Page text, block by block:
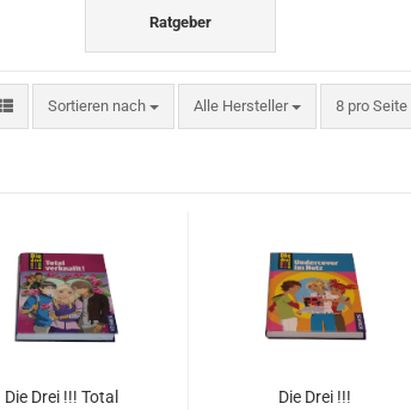
Ratgeber
Sortieren nach
Sortieren nach Alle Hersteller 8 pro Seite
pro Seite
Die Drei !!! Total
Die Drei !!!